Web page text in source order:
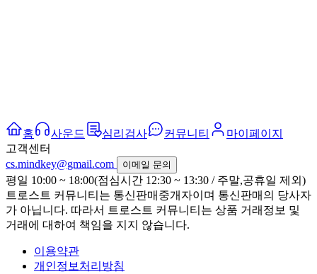
홈 사운드 심리검사 커뮤니티
마이페이지
고객센터
cs.mindkey@gmail.com
이메일 문의
평일 10:00 ~ 18:00(점심시간 12:30 ~ 13:30 / 주말,공휴일 제외)
트로스트 커뮤니티는 통신판매중개자이며 통신판매의 당사자
가 아닙니다. 따라서 트로스트 커뮤니티는 상품 거래정보 및
거래에 대하여 책임을 지지 않습니다.
이용약관
개인정보처리방침